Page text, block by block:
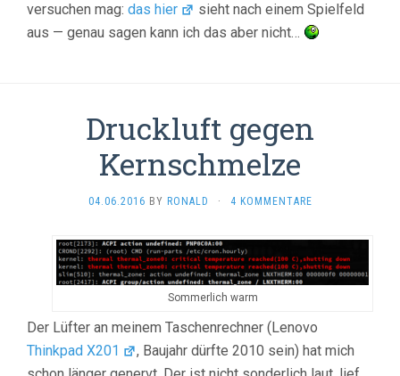
versuchen mag: das hier
sieht nach einem Spielfeld
aus — genau sagen kann ich das aber nicht…
Druckluft gegen
Kernschmelze
04.06.2016 BY RONALD · 4 KOMMENTARE
Sommerlich warm
Der Lüfter an meinem Taschenrechner (Lenovo
Thinkpad X201
, Baujahr dürfte 2010 sein) hat mich